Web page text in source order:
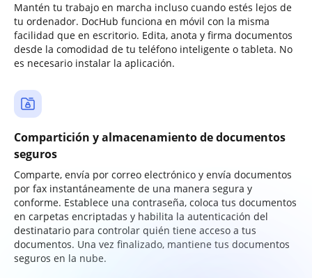
Mantén tu trabajo en marcha incluso cuando estés lejos de
tu ordenador. DocHub funciona en móvil con la misma
facilidad que en escritorio. Edita, anota y firma documentos
desde la comodidad de tu teléfono inteligente o tableta. No
es necesario instalar la aplicación.
Compartición y almacenamiento de documentos
seguros
Comparte, envía por correo electrónico y envía documentos
por fax instantáneamente de una manera segura y
conforme. Establece una contraseña, coloca tus documentos
en carpetas encriptadas y habilita la autenticación del
destinatario para controlar quién tiene acceso a tus
documentos. Una vez finalizado, mantiene tus documentos
seguros en la nube.